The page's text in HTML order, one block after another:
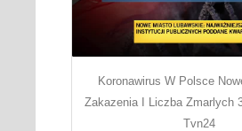
Koronawirus W Polsce
Zakazenia I Liczba Zmarlych
Tvn24